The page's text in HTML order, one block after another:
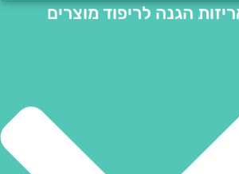
הגנה לריפוד מוצרים